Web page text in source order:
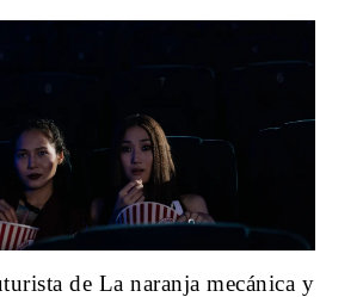
de La naranja mecánica y